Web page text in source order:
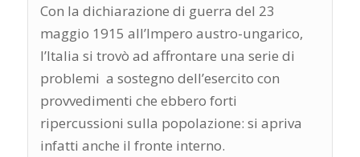
Con la dichiarazione di guerra del 23
maggio 1915 all’Impero austro-ungarico,
l’Italia si trovò ad affrontare una serie di
problemi a sostegno dell’esercito con
provvedimenti che ebbero forti
ripercussioni sulla popolazione: si apriva
infatti anche il fronte interno.